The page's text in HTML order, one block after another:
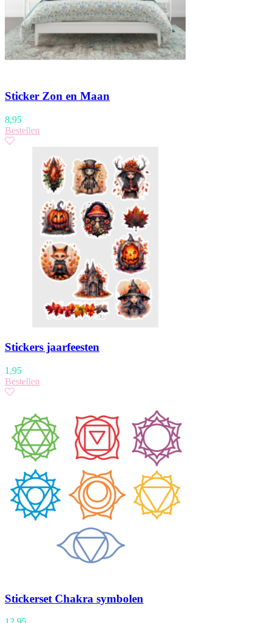
Sticker Zon en Maan
8,95
Bestellen
Stickers jaarfeesten
1,95
Bestellen
Stickerset Chakra symbolen